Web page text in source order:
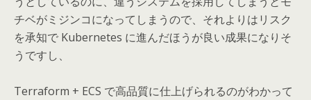
チベがミジンコになってしまうので、それよりはリスク
を承知で Kubernetes に進んだほうが良い成果になりそ
うですし、
Terraform + ECS で高品質に仕上げられるのがわかって